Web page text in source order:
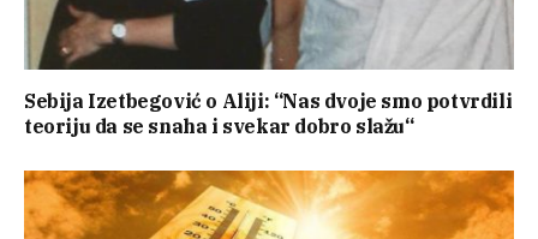
Sebija Izetbegović o Aliji: “Nas dvoje smo potvrdili
teoriju da se snaha i svekar dobro slažu“